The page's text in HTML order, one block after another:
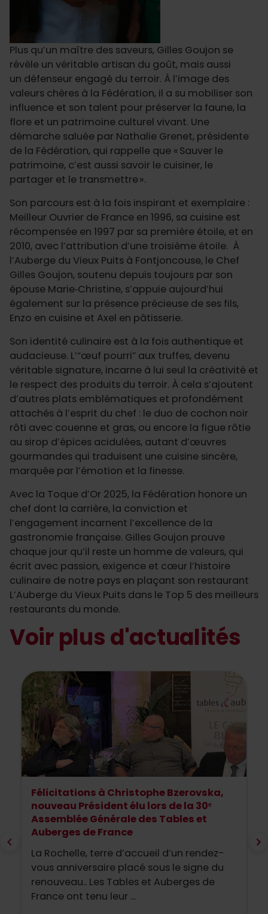
Plus qu’un maître des saveurs, Gilles Goujon se
révèle un véritable artisan du goût, mais aussi
un défenseur engagé du terroir. À l’image des
valeurs chères à la Fédération, il a su mobiliser son
influence et son talent pour préserver la faune, la
flore et un patrimoine culturel vivant. Une
démarche saluée par Nathalie Grenet, présidente
de la Fédération, qui rappelle que « Sauver le
patrimoine, c’est aussi savoir le cuisiner, le
partager et le transmettre ».
Son parcours est à la fois inspirant et exemplaire :
Meilleur Ouvrier de France en 1996, sa cuisine est
récompensée en 1997 par sa première étoile, et en
2010, avec l’attribution d’une troisième étoile. À
l’Auberge du Vieux Puits à Fontjoncouse, le Chef
Gilles Goujon, soutenu depuis toujours par son
épouse Marie‑Christine, s’appuie aujourd’hui
également sur la présence précieuse de ses fils,
Enzo en cuisine et Axel en pâtisserie.
Son identité culinaire est à la fois authentique et
audacieuse. L’“œuf pourri” aux truffes, devenu
véritable signature, incarne à lui seul la créativité et
le respect des produits du terroir. À cela s’ajoutent
d’autres plats emblématiques et profondément
attachés à l’esprit du chef : le duo de cochon noir
rôti avec couenne et gras, ou encore la figue rôtie
au sirop d’épices acidulées, autant d’œuvres
gourmandes qui traduisent une cuisine sincère,
marquée par l’émotion et la finesse.
Avec la Toque d’Or 2025, la Fédération honore un
chef dont la carrière, la conviction et
l’engagement incarnent l’excellence de la
gastronomie française. Gilles Goujon prouve
chaque jour qu’il reste un homme de valeurs, qui
écrit avec passion, exigence et cœur l’histoire
culinaire de notre pays en plaçant son restaurant
L’Auberge du Vieux Puits dans le Top 5 des meilleurs
restaurants du monde.
Voir plus d'actualités
Félicitations à Christophe Bzerovska,
nouveau Président élu lors de la 30ᵉ
Assemblée Générale des Tables et
Auberges de France
La Rochelle, terre d’accueil d’un rendez-
vous anniversaire placé sous le signe du
renouveau.. Les Tables et Auberges de
France ont tenu leur ...